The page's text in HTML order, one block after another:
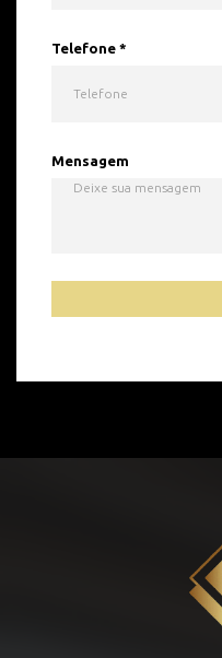
Telefone *
Mensagem